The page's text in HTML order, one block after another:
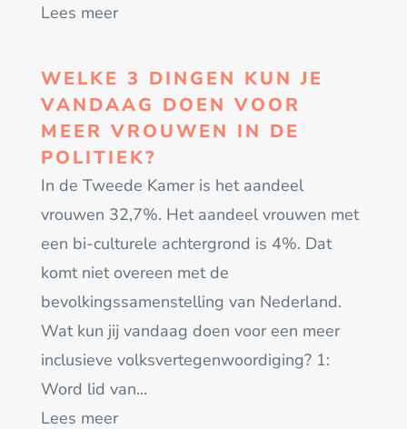
Lees meer
WELKE 3 DINGEN KUN JE
VANDAAG DOEN VOOR
MEER VROUWEN IN DE
POLITIEK?
In de Tweede Kamer is het aandeel
vrouwen 32,7%. Het aandeel vrouwen met
een bi-culturele achtergrond is 4%. Dat
komt niet overeen met de
bevolkingssamenstelling van Nederland.
Wat kun jij vandaag doen voor een meer
inclusieve volksvertegenwoordiging? 1:
Word lid van...
Lees meer